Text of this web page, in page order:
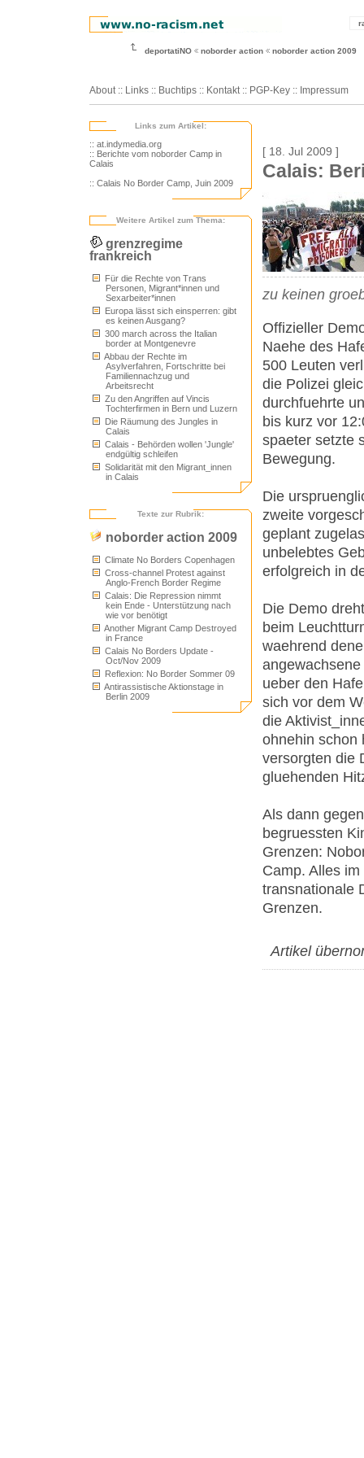
deportatiNO noborder action noborder action 2009
About :: Links :: Buchtips :: Kontakt :: PGP-Key :: Impressum
Links zum Artikel:
:: at.indymedia.org
:: Berichte vom noborder Camp in
Calais
:: Calais No Border Camp, Juin 2009
Weitere Artikel zum Thema:
grenzregime
frankreich
Für die Rechte von Trans
Personen, Migrant*innen und
Sexarbeiter*innen
Europa lässt sich einsperren: gibt
es keinen Ausgang?
300 march across the Italian
border at Montgenevre
Abbau der Rechte im
Asylverfahren, Fortschritte bei
Familiennachzug und
Arbeitsrecht
Zu den Angriffen auf Vincis
Tochterfirmen in Bern und Luzern
Die Räumung des Jungles in
Calais
Calais - Behörden wollen 'Jungle'
endgültig schleifen
Solidarität mit den Migrant_innen
in Calais
Texte zur Rubrik:
noborder action 2009
Climate No Borders Copenhagen
Cross-channel Protest against
Anglo-French Border Regime
Calais: Die Repression nimmt
kein Ende - Unterstützung nach
wie vor benötigt
Another Migrant Camp Destroyed
in France
Calais No Borders Update -
Oct/Nov 2009
Reflexion: No Border Sommer 09
Antirassistische Aktionstage in
Berlin 2009
[ 18. Jul 2009 ]
Calais:
zu keinen
Offizieller
Naehe des
500 Leuten
die Polizei
durchfuehrte
bis kurz vor
spaeter setzte
Bewegung.
Die
zweite
geplant
unbelebtes
erfolgreich in
Die Demo
beim
waehrend
ueber den
sich vor dem
die
ohnehin schon
versorgten die
gluehenden
Als dann
begruessten
Grenzen:
Camp. Alles
transnationale
Grenzen.
Artikel